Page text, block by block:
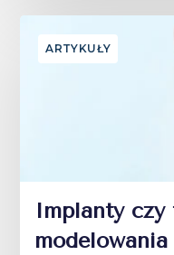
ARTYKUŁY
Implanty czy